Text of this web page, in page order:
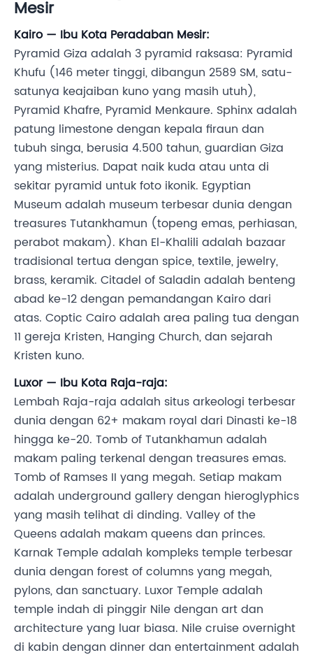
Mesir
Kairo — Ibu Kota Peradaban Mesir:
Pyramid Giza adalah 3 pyramid raksasa: Pyramid
Khufu (146 meter tinggi, dibangun 2589 SM, satu-
satunya keajaiban kuno yang masih utuh),
Pyramid Khafre, Pyramid Menkaure. Sphinx adalah
patung limestone dengan kepala firaun dan
tubuh singa, berusia 4.500 tahun, guardian Giza
yang misterius. Dapat naik kuda atau unta di
sekitar pyramid untuk foto ikonik. Egyptian
Museum adalah museum terbesar dunia dengan
treasures Tutankhamun (topeng emas, perhiasan,
perabot makam). Khan El-Khalili adalah bazaar
tradisional tertua dengan spice, textile, jewelry,
brass, keramik. Citadel of Saladin adalah benteng
abad ke-12 dengan pemandangan Kairo dari
atas. Coptic Cairo adalah area paling tua dengan
11 gereja Kristen, Hanging Church, dan sejarah
Kristen kuno.
Luxor — Ibu Kota Raja-raja:
Lembah Raja-raja adalah situs arkeologi terbesar
dunia dengan 62+ makam royal dari Dinasti ke-18
hingga ke-20. Tomb of Tutankhamun adalah
makam paling terkenal dengan treasures emas.
Tomb of Ramses II yang megah. Setiap makam
adalah underground gallery dengan hieroglyphics
yang masih telihat di dinding. Valley of the
Queens adalah makam queens dan princes.
Karnak Temple adalah kompleks temple terbesar
dunia dengan forest of columns yang megah,
pylons, dan sanctuary. Luxor Temple adalah
temple indah di pinggir Nile dengan art dan
architecture yang luar biasa. Nile cruise overnight
di kabin dengan dinner dan entertainment adalah